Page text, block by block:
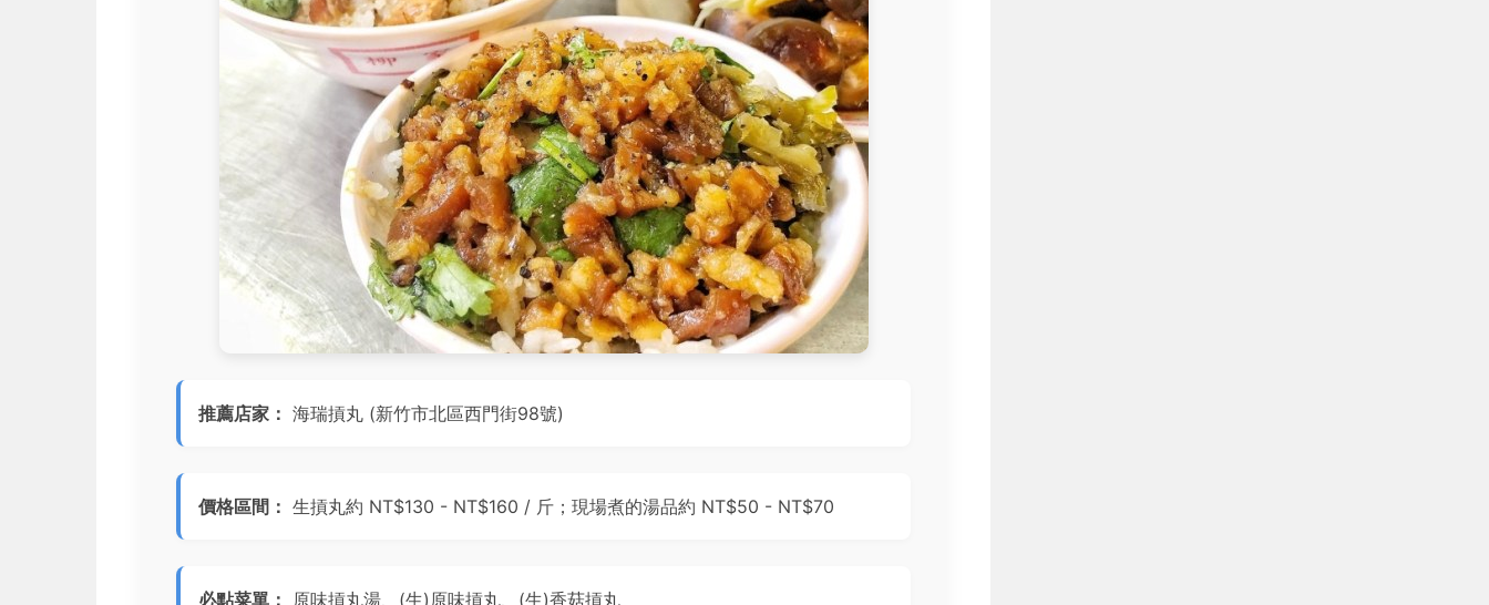
推薦店家： 海瑞摃丸 (新竹市北區西門街98號)
價格區間： 生摃丸約 NT$130 - NT$160 / 斤；現場煮的湯品約 NT$50 - NT$70
必點菜單： 原味摃丸湯、(生)原味摃丸、(生)香菇摃丸